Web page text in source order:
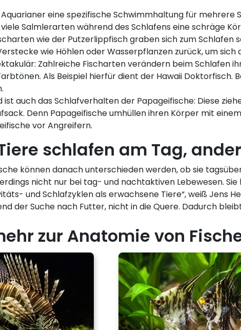
eine spezifische Schwimmhaltung für
Salmlerarten während des Schlafens eine schräge
wie der Putzerlippfisch graben sich zum Schlafen
wie Höhlen oder Wasserpflanzen zurück, um sich
Zahlreiche Fischarten verändern beim Schlafen
Als Beispiel hierfür dient der Hawaii Doktorfisch.
ist auch das Schlafverhalten der Papageifische: Diese
Denn Papageifische umhüllen ihren Körper mit
vor Angreifern.
schlafen am Tag,
können danach unterschieden werden, ob sie
nicht nur bei tag- und nachtaktiven Lebewesen.
und Schlafzyklen als erwachsene Tiere“, weiß Jens
der Suche nach Futter, nicht in die Quere. Dadurch
zur Anatomie von